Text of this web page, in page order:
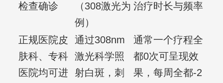
检查确诊
（308激光为
例）
治疗时长与频率
正规医院皮
肤科、专科
医院均可进
通过308nm
激光科学照
射白斑，刺
通常一个疗程全
都0次可呈现效
果，每周全都-2